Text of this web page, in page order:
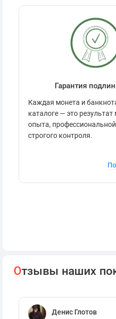
Гарантия
Каждая монета и
каталоге — это результат
опыта,
строгого контроля.
Отзывы наших
Денис Глотов